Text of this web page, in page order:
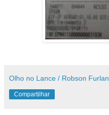
Olho no Lance / Robson Furlan
Compartilhar